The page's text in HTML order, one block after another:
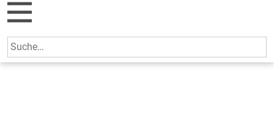
Skip
to
Search
for: